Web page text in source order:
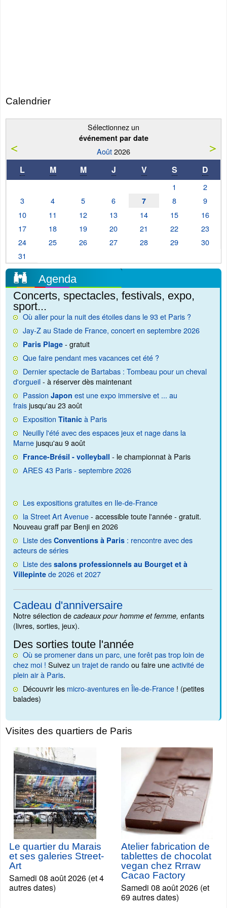
Calendrier
Sélectionnez un
événement par date
Août2026
L M M J V S D
1
2
3
4 5 6 7 8
9
10
11 12 13 14 15
16
17
18 19 20 21 22
23
24
25 26 27 28 29
30
31
Agenda
Concerts, spectacles, festivals, expo,
sport...
Où aller pour la nuit des étoiles dans le 93 et Paris ?
Jay-Z au Stade de France, concert en septembre 2026
Paris Plage - gratuit
Que faire pendant mes vacances cet été ?
Dernier spectacle de Bartabas : Tombeau pour un cheval
d'orgueil- à réserver dès maintenant
Passion Japon est une expo immersive et ... au
fraisjusqu'au 23 août
Exposition Titanic à Paris
Neuilly l'été avec des espaces jeux et nage dans la
Marnejusqu'au 9 août
France-Brésil - volleyball - le championnat à Paris
ARES 43 Paris - septembre 2026
Les expositions gratuites en Ile-de-France
la Street Art Avenue- accessible toute l'année - gratuit.
Nouveau graff par Benji en 2026
Liste des Conventions à Paris : rencontre avec des
acteurs de séries
Liste des salons professionnels au Bourget et à
Villepinte de 2026 et 2027
Cadeau d'anniversaire
Notre sélection de cadeaux pour homme et femme, enfants
(livres, sorties, jeux).
Des sorties toute l'année
Où se promener dans un parc, une forêt pas trop loin de
chez moi ! Suivez un trajet de randoou faire uneactivité de
plein air à Paris.
Découvrir les micro-aventures en Île-de-France ! (petites
balades)
Visites des quartiers de Paris
Le quartier du Marais
et ses galeries Street-
Art
Samedi 08 août 2026 (et 4
autres dates)
Atelier fabrication de
tablettes de chocolat
vegan chez Rrraw
Cacao Factory
Samedi 08 août 2026 (et
69 autres dates)